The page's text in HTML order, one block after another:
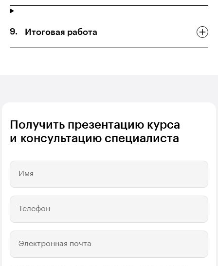
Итоговая работа
Получить презентацию курса
и консультацию специалиста
Имя
Телефон
Электронная почта